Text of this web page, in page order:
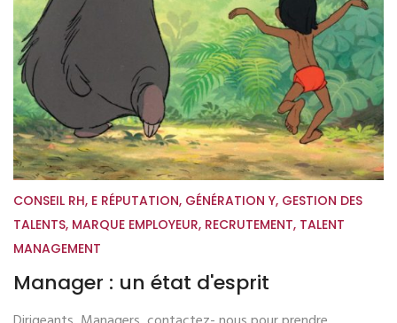
CONSEIL RH, E RÉPUTATION, GÉNÉRATION Y, GESTION DES
TALENTS, MARQUE EMPLOYEUR, RECRUTEMENT, TALENT
MANAGEMENT
Manager : un état d'esprit